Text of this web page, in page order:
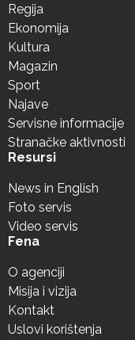
Regija
Ekonomija
Kultura
Magazin
Sport
Najave
Servisne informacije
Stranačke aktivnosti
Resursi
News in English
Foto servis
Video servis
Fena
O agenciji
Misija i vizija
Kontakt
Uslovi korištenja